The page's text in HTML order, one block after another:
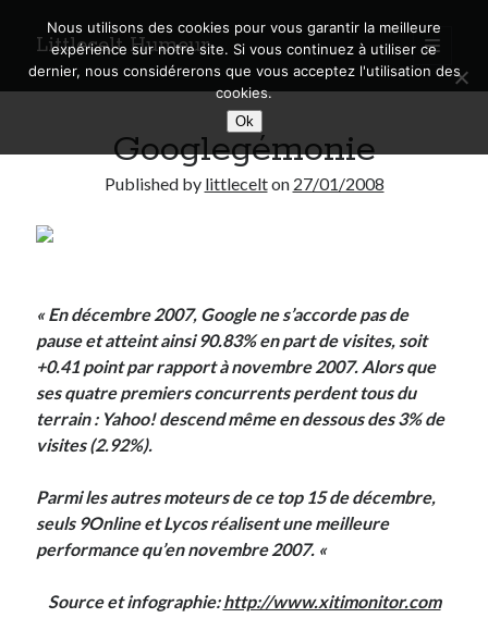
Littlecelt Humeur
open
primary
menu
Sidebar
Municipales 2026 : Lyon, Métropole et Caluire, mon choix pour l’avenir
Explorez les Chemins Enchantés à Vélo : Aventures Familiales près de
Lyon !
Quel Lyonnais es-tu, Renaud Ducher ?
A quand une véritable place pour le vélo à Caluire dans la Métropole de
Lyon ?
Derniers Commentaires
JFdans C’était pas mieux avant… à Lyon
Googlegémonie
Published by littlecelton 27/01/2008
« En décembre 2007, Googlene s’accorde pas de
pause et atteint ainsi 90.83% en part de visites, soit
+0.41 point par rapport à novembre 2007. Alors que
ses quatre premiers concurrents perdent tous du
terrain : Yahoo!descend même en dessous des 3% de
visites (2.92%).
Parmi les autres moteurs de ce top 15 de décembre,
seuls 9OnlineetLycosréalisent une meilleure
performance qu’en novembre 2007. «
Source et infographie:http://www.xitimonitor.com
Nous utilisons des cookies pour vous garantir la meilleure
expérience sur notre site. Si vous continuez à utiliser ce
dernier, nous considérerons que vous acceptez l'utilisation des
cookies.
Ok